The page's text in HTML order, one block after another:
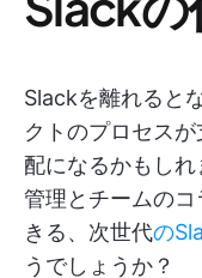
Slackを離れると
クトのプロセス
配になるかもし
管理とチームの
きる、次世代の
うでしょうか？